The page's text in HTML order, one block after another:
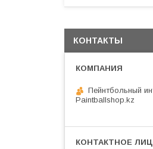
КОНТАКТЫ
Пейнтбольный
Paintballshop.kz